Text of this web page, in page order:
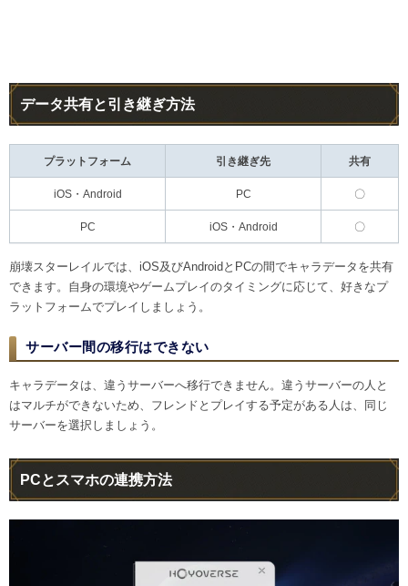
データ共有と引き継ぎ方法
プラットフォーム 引き継ぎ先 共有
iOS・Android PC 〇
PC iOS・Android 〇
崩壊スターレイルでは、iOS及びAndroidとPCの間でキャラデータを共有
できます。自身の環境やゲームプレイのタイミングに応じて、好きなプ
ラットフォームでプレイしましょう。
サーバー間の移行はできない
キャラデータは、違うサーバーへ移行できません。違うサーバーの人と
はマルチができないため、フレンドとプレイする予定がある人は、同じ
サーバーを選択しましょう。
PCとスマホの連携方法